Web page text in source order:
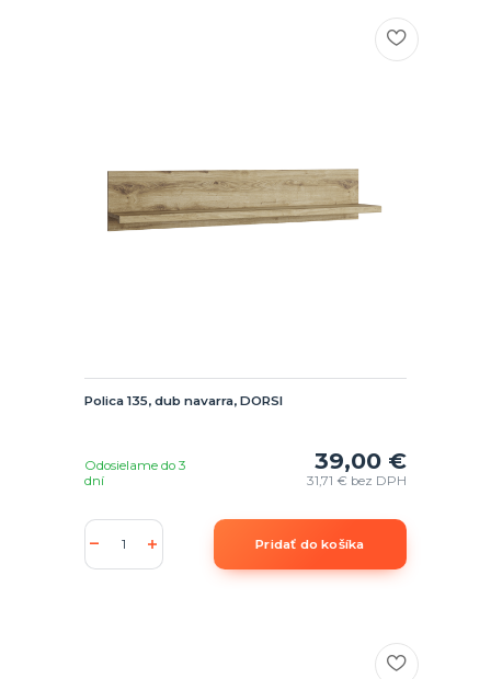
Polica 135, dub navarra, DORSI
39,00 €
31,71 € bez DPH
Odosielame do 3
dní
Pridať do košíka